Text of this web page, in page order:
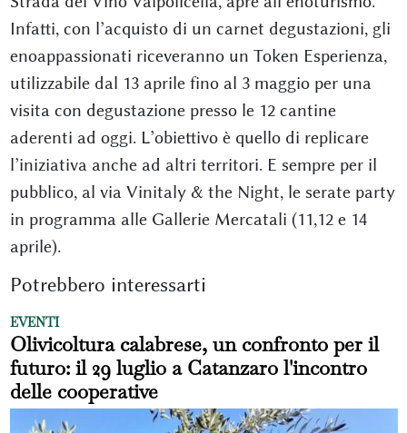
Infatti, con l’acquisto di un carnet degustazioni, gli
enoappassionati riceveranno un Token Esperienza,
utilizzabile dal 13 aprile fino al 3 maggio per una
visita con degustazione presso le 12 cantine
aderenti ad oggi. L’obiettivo è quello di replicare
l’iniziativa anche ad altri territori. E sempre per il
pubblico, al via Vinitaly & the Night, le serate party
in programma alle Gallerie Mercatali (11,12 e 14
aprile).
Potrebbero interessarti
EVENTI
Olivicoltura calabrese, un confronto per il
futuro: il 29 luglio a Catanzaro l'incontro
delle cooperative